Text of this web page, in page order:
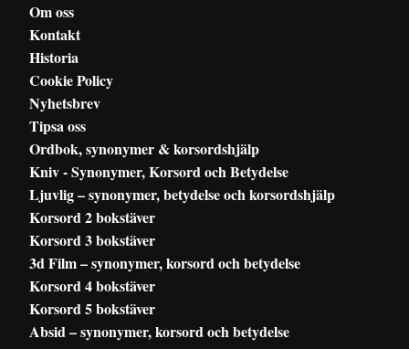
Om oss
Kontakt
Historia
Cookie Policy
Nyhetsbrev
Tipsa oss
Ordbok, synonymer & korsordshjälp
Kniv - Synonymer, Korsord och Betydelse
Ljuvlig – synonymer, betydelse och korsordshjälp
Korsord 2 bokstäver
Korsord 3 bokstäver
3d Film – synonymer, korsord och betydelse
Korsord 4 bokstäver
Korsord 5 bokstäver
Absid – synonymer, korsord och betydelse